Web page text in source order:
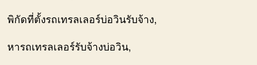
พิกัดที่ตั้งรถเทรลเลอร์บ่อวินรับจ้าง,
หารถเทรลเลอร์รับจ้างบ่อวิน,